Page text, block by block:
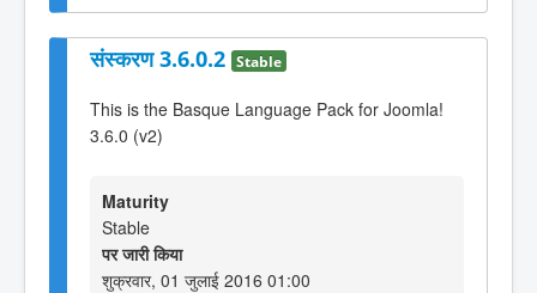
संस्करण 3.6.0.2 Stable
This is the Basque Language Pack for Joomla!
3.6.0 (v2)
Maturity
Stable
पर जारी किया
शुक्रवार, 01 जुलाई 2016 01:00